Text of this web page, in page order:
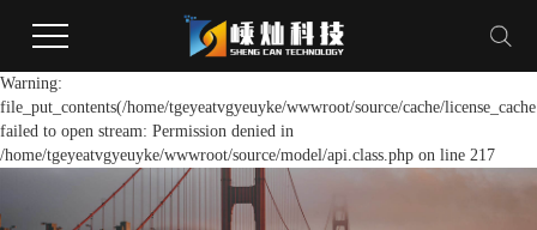
Warning:
file_put_contents(/home/tgeyeatvgyeuyke/wwwroot/source/cache/
failed to open stream: Permission denied in
/home/tgeyeatvgyeuyke/wwwroot/source/model/api.class.php on line 217